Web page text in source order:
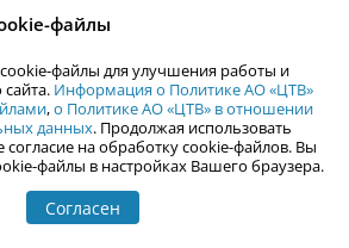
рекламы обращайтесь по тел.
информации в разделе «Афиша»
на использование сайта
обработки персональных данных
файлы
файлы для улучшения работы и
Информация о Политике АО «ЦТВ»
,о Политике АО «ЦТВ» в отношении
данных. Продолжая использовать
согласие на обработку cookie-файлов. Вы
файлы в настройках Вашего браузера.
Согласен